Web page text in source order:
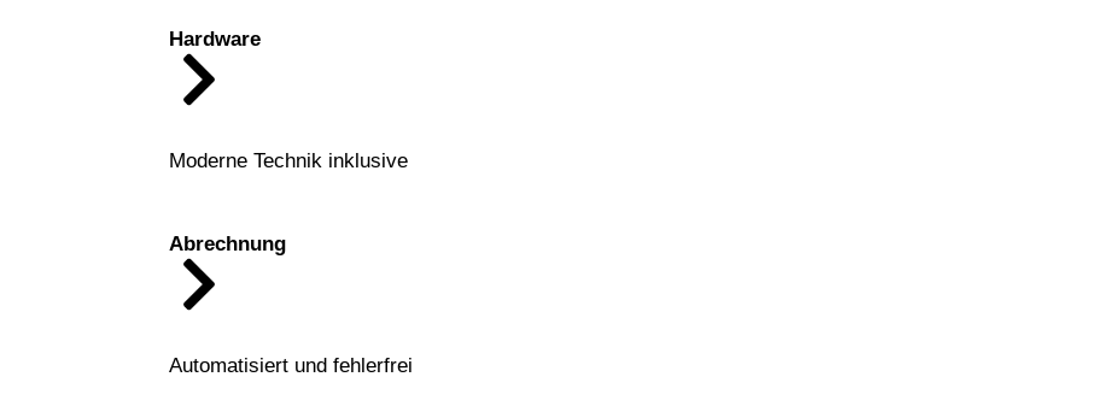
Hardware
Moderne Technik inklusive
Abrechnung
Automatisiert und fehlerfrei